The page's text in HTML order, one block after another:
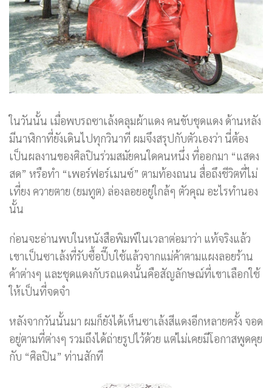
ในวันนั้น เมื่อพบรถซาเล้งคลุมผ้าแดง คนขับชุดแดง ด้านหลัง
มีนาฬิกาที่ยังเดินไปทุกวินาที ผมจึงสรุปกับตัวเองว่า นี่ต้อง
เป็นผลงานของศิลปินร่วมสมัยคนใดคนหนึ่ง ที่ออกมา “แสดง
สด” หรือทำ “เพอร์ฟอร์เมนซ์” ตามท้องถนน สื่อถึงชีวิตที่ไม่
เที่ยง ควายตาย (ยมทูต) ล่องลอยอยู่ใกล้ๆ ตัวคุณ อะไรทำนอง
นั้น
ก่อนจะอ่านพบในหนังสือพิมพ์ในเวลาต่อมาว่า แท้จริงแล้ว
เขาเป็นซาเล้งที่รับซื้อปี๊บใช้แล้วจากแม่ค้าตามแผงลอยร้าน
ค้าต่างๆ และชุดแดงกับรถแดงนั้นคือสัญลักษณ์ที่เขาเลือกใช้
ให้เป็นที่จดจำ
หลังจากวันนั้นมา ผมก็ยังได้เห็นซาเล้งสีแดงอีกหลายครั้ง จอด
อยู่ตามที่ต่างๆ รวมถึงได้ถ่ายรูปไว้ด้วย แต่ไม่เคยมีโอกาสพูดคุย
กับ “ศิลปิน” ท่านสักที